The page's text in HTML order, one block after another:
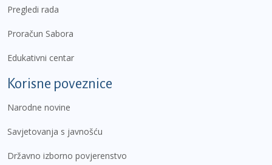
Pregledi rada
Proračun Sabora
Edukativni centar
Korisne poveznice
Narodne novine
Savjetovanja s javnošću
Državno izborno povjerenstvo